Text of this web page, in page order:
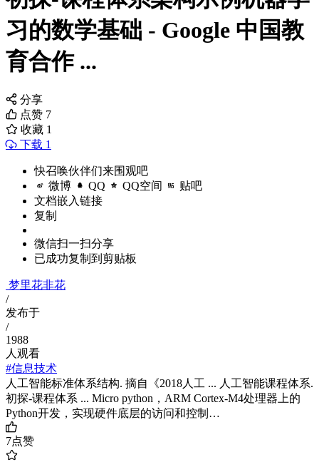
习的数学基础 - Google 中国教
育合作 ...
分享
点赞 7
收藏 1
下载 1
快召唤伙伴们来围观吧
微博 QQ QQ空间 贴吧
文档嵌入链接
复制
微信扫一扫分享
已成功复制到剪贴板
梦里花非花
/
发布于
/
1988
人观看
#信息技术
人工智能标准体系结构. 摘自《2018人工 ... 人工智能课程体系.
初探-课程体系 ... Micro python，ARM Cortex-M4处理器上的
Python开发，实现硬件底层的访问和控制…
7点赞